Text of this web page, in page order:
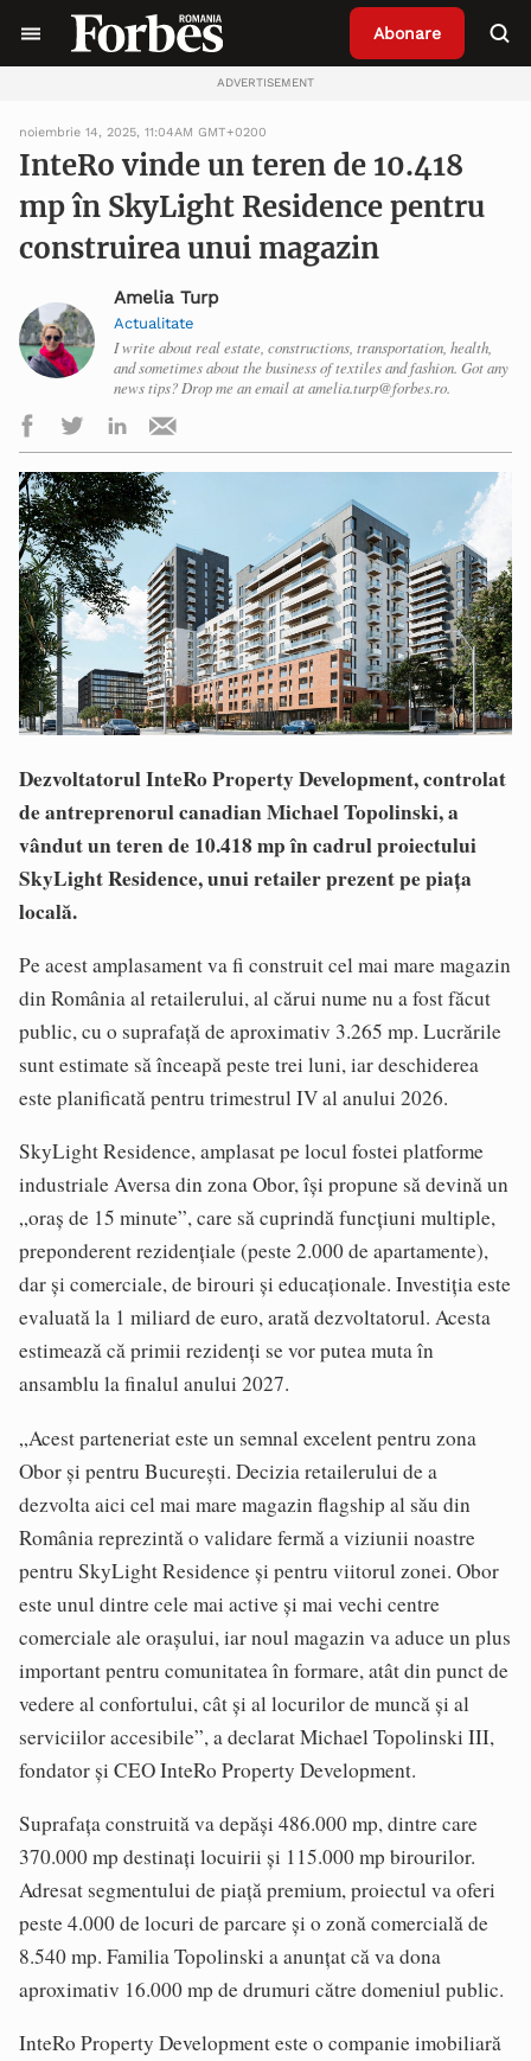
Abonare
ADVERTISEMENT
noiembrie 14, 2025, 11:04AM GMT+0200
InteRo vinde un teren de 10.418
mp în SkyLight Residence pentru
construirea unui magazin
Amelia Turp
Actualitate
I write about real estate, constructions, transportation, health,
and sometimes about the business of textiles and fashion. Got any
news tips? Drop me an email at amelia.turp@forbes.ro.
Dezvoltatorul InteRo Property Development, controlat
de antreprenorul canadian Michael Topolinski, a
vândut un teren de 10.418 mp în cadrul proiectului
SkyLight Residence, unui retailer prezent pe piața
locală.
Pe acest amplasament va fi construit cel mai mare magazin
din România al retailerului, al cărui nume nu a fost făcut
public, cu o suprafață de aproximativ 3.265 mp. Lucrările
sunt estimate să înceapă peste trei luni, iar deschiderea
este planificată pentru trimestrul IV al anului 2026.
SkyLight Residence, amplasat pe locul fostei platforme
industriale Aversa din zona Obor, își propune să devină un
„oraș de 15 minute”, care să cuprindă funcțiuni multiple,
preponderent rezidențiale (peste 2.000 de apartamente),
dar și comerciale, de birouri și educaționale. Investiția este
evaluată la 1 miliard de euro, arată dezvoltatorul. Acesta
estimează că primii rezidenți se vor putea muta în
ansamblu la finalul anului 2027.
„Acest parteneriat este un semnal excelent pentru zona
Obor și pentru București. Decizia retailerului de a
dezvolta aici cel mai mare magazin flagship al său din
România reprezintă o validare fermă a viziunii noastre
pentru SkyLight Residence și pentru viitorul zonei. Obor
este unul dintre cele mai active și mai vechi centre
comerciale ale orașului, iar noul magazin va aduce un plus
important pentru comunitatea în formare, atât din punct de
vedere al confortului, cât și al locurilor de muncă și al
serviciilor accesibile”, a declarat Michael Topolinski III,
fondator și CEO InteRo Property Development.
Suprafața construită va depăși 486.000 mp, dintre care
370.000 mp destinați locuirii și 115.000 mp birourilor.
Adresat segmentului de piață premium, proiectul va oferi
peste 4.000 de locuri de parcare și o zonă comercială de
8.540 mp. Familia Topolinski a anunțat că va dona
aproximativ 16.000 mp de drumuri către domeniul public.
InteRo Property Development este o companie imobiliară